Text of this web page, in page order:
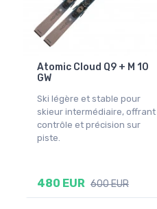
Atomic Cloud Q9 + M 10
GW
Ski légère et stable pour
skieur intermédiaire, offrant
contrôle et précision sur
piste.
480 EUR 600 EUR